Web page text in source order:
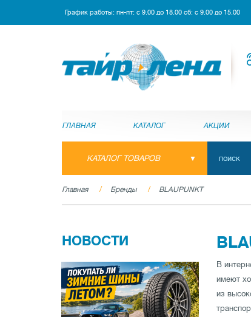
График работы: пн-пт: с 9.00 до 18.00 сб: с 9.00 до 15.00
ГЛАВНАЯ КАТАЛОГ АКЦИИ
КАТАЛОГ ТОВАРОВ
Главная Бренды BLAUPUNKT
НОВОСТИ
В
имеют
из